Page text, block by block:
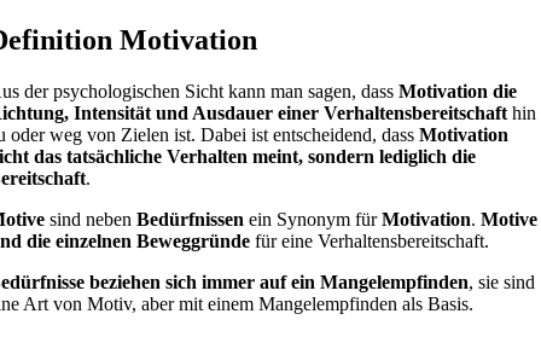
Motivation
der psychologischen Sicht kann man sagen, dassMotivation die
Intensität und Ausdauer einer Verhaltensbereitschaft hin
oder weg von Zielen ist. Dabei ist entscheidend, dassMotivation
das tatsächliche Verhalten meint, sondern lediglich die
.
sind nebenBedürfnissen ein Synonym fürMotivation.Motive
die einzelnen Beweggründe für eine Verhaltensbereitschaft.
beziehen sich immer auf ein Mangelempfinden, sie sind
Art von Motiv, aber mit einem Mangelempfinden als Basis.